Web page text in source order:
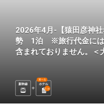
2026年4月-【猿田彦神
勢 1泊 ※旅行代金には
含まれておりません。＜
新幹線 ホテル
選べる
1 泊